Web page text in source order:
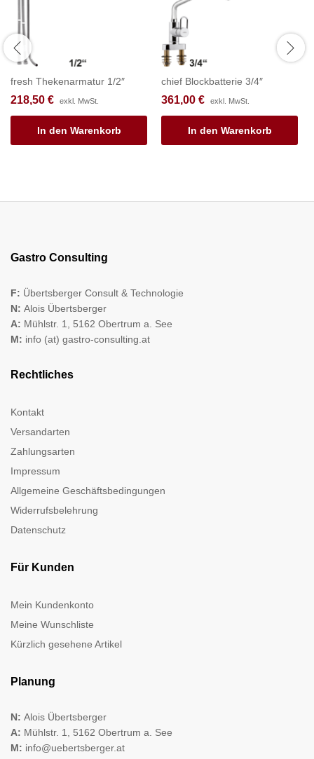
fresh Thekenarmatur 1/2″
218,50 € exkl. MwSt.
In den Warenkorb
chief Blockbatterie 3/4″
361,00 € exkl. MwSt.
In den Warenkorb
Gastro Consulting
F: Übertsberger Consult & Technologie
N: Alois Übertsberger
A: Mühlstr. 1, 5162 Obertrum a. See
M: info (at) gastro-consulting.at
Rechtliches
Kontakt
Versandarten
Zahlungsarten
Impressum
Allgemeine Geschäftsbedingungen
Widerrufsbelehrung
Datenschutz
Für Kunden
Mein Kundenkonto
Meine Wunschliste
Kürzlich gesehene Artikel
Planung
N: Alois Übertsberger
A: Mühlstr. 1, 5162 Obertrum a. See
M: info@uebertsberger.at